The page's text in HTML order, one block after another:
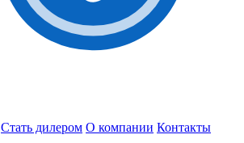
Стать дилером О компании Контакты